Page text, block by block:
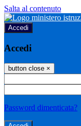
Salta al contenuto
Accedi
Accedi
button close ×
Password dimenticata?